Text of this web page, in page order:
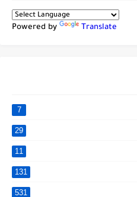
Powered by Translate
7
29
11
131
531